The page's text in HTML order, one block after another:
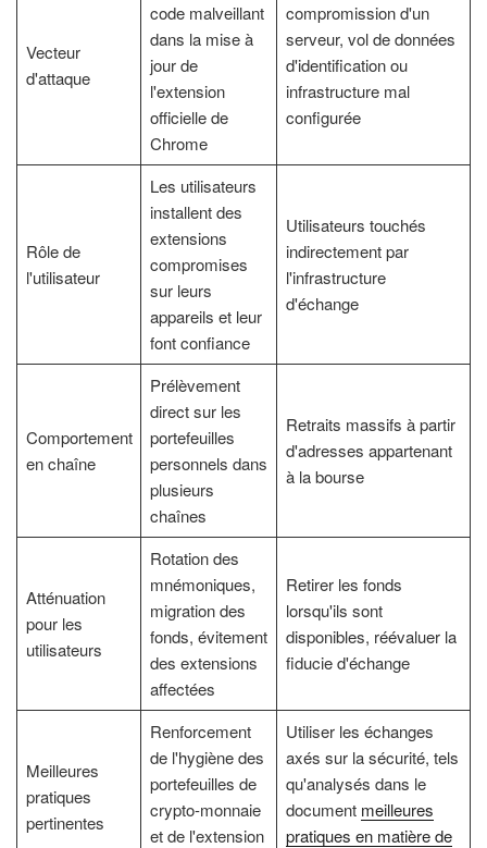
Vecteur
d'attaque
code malveillant
dans la mise à
jour de
l'extension
officielle de
Chrome
compromission d'un
serveur, vol de données
d'identification ou
infrastructure mal
configurée
Rôle de
l'utilisateur
Les utilisateurs
installent des
extensions
compromises
sur leurs
appareils et leur
font confiance
Utilisateurs touchés
indirectement par
l'infrastructure
d'échange
Comportement
en chaîne
Prélèvement
direct sur les
portefeuilles
personnels dans
plusieurs
chaînes
Retraits massifs à partir
d'adresses appartenant
à la bourse
Atténuation
pour les
utilisateurs
Rotation des
mnémoniques,
migration des
fonds, évitement
des extensions
affectées
Retirer les fonds
lorsqu'ils sont
disponibles, réévaluer la
fiducie d'échange
Meilleures
pratiques
pertinentes
Renforcement
de l'hygiène des
portefeuilles de
crypto-monnaie
et de l'extension
Utiliser les échanges
axés sur la sécurité, tels
qu'analysés dans le
document meilleures
pratiques en matière de